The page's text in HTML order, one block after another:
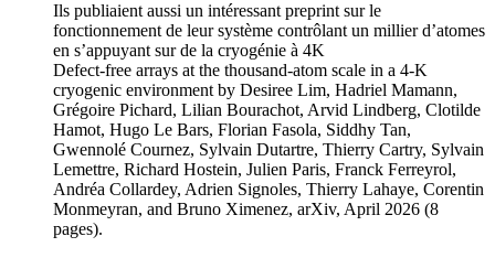
Ils publiaient aussi un intéressant preprint sur le
fonctionnement de leur système contrôlant un millier d’atomes
en s’appuyant sur de la cryogénie à 4K
Defect-free arrays at the thousand-atom scale in a 4-K
cryogenic environment by Desiree Lim, Hadriel Mamann,
Grégoire Pichard, Lilian Bourachot, Arvid Lindberg, Clotilde
Hamot, Hugo Le Bars, Florian Fasola, Siddhy Tan,
Gwennolé Cournez, Sylvain Dutartre, Thierry Cartry, Sylvain
Lemettre, Richard Hostein, Julien Paris, Franck Ferreyrol,
Andréa Collardey, Adrien Signoles, Thierry Lahaye, Corentin
Monmeyran, and Bruno Ximenez, arXiv, April 2026 (8
pages).